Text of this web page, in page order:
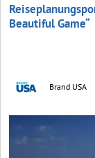
Beautiful Game“
Brand USA